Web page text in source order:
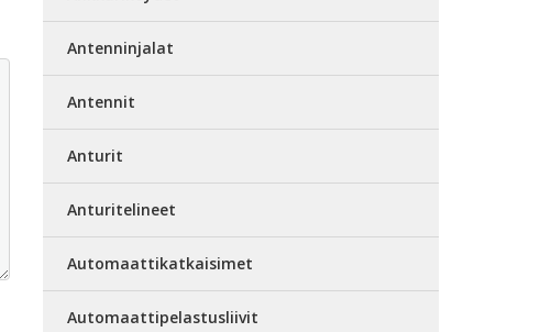
Antenninjalat
Antennit
Anturit
Anturitelineet
Automaattikatkaisimet
Automaattipelastusliivit